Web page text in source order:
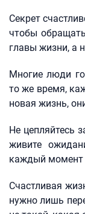
Секрет
чтобы
главы жизни, а
Многие люди
то же время,
новая жизнь,
Не цепляйтесь
живите
каждый момент
Счастливая
нужно лишь